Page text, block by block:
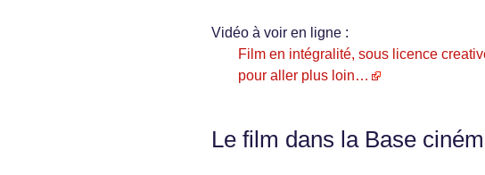
Vidéo à voir en ligne :
Film en intégralité, sous licence
pour aller plus loin…
Le film dans la Base